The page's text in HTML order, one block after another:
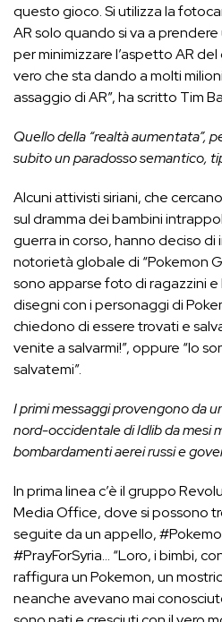
questo gioco. Si utilizza la
AR solo quando si va a
per minimizzare l’aspetto AR
vero che sta dando a molti
assaggio di AR”, ha scritto Tim
Quello della “realtà aumentata”,
subito un paradosso semantico,
Alcuni attivisti siriani, che
sul dramma dei bambini
guerra in corso, hanno deciso di
notorietà globale di “Pokemon
sono apparse foto di ragazzini
disegni con i personaggi di
chiedono di essere trovati e
venite a salvarmi!”, oppure “Io
salvatemi”.
I primi messaggi provengono da
nord-occidentale di Idlib da mesi
bombardamenti aerei russi e
In prima linea c’è il gruppo
Media Office, dove si possono
seguite da un appello,
#PrayForSyria… “Loro, i bimbi,
raffigura un Pokemon, un
neanche avevano mai